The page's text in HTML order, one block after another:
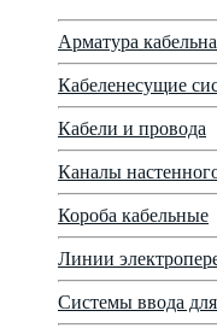
Арматура
Кабеленесущие
Кабели и провода
Каналы
Короба кабельные
Линии
Системы ввода